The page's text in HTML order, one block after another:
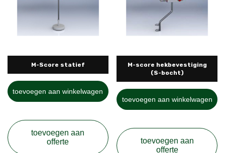
M-Score statief
toevoegen aan winkelwagen
toevoegen aan
offerte
M-score hekbevestiging
(S-bocht)
toevoegen aan winkelwagen
toevoegen aan
offerte